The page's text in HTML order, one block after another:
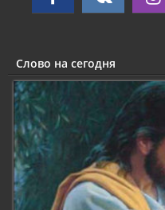
Слово на сегодня